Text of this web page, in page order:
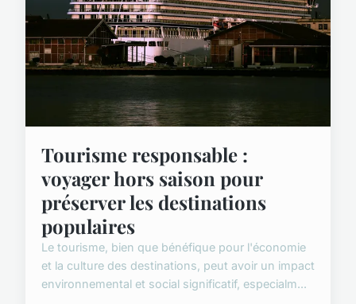
Tourisme responsable :
voyager hors saison pour
préserver les destinations
populaires
Le tourisme, bien que bénéfique pour l'économie
et la culture des destinations, peut avoir un impact
environnemental et social significatif, especialm...